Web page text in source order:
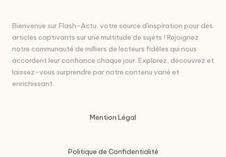
Bienvenue sur Flash-Actu, votre source d'inspiration pour des
articles captivants sur une multitude de sujets ! Rejoignez
notre communauté de milliers de lecteurs fidèles qui nous
accordent leur confiance chaque jour. Explorez, découvrez et
laissez-vous surprendre par notre contenu varié et
enrichissant.
Mention Légal
Politique de Confidentialité